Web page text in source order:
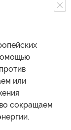
или
сокращаем